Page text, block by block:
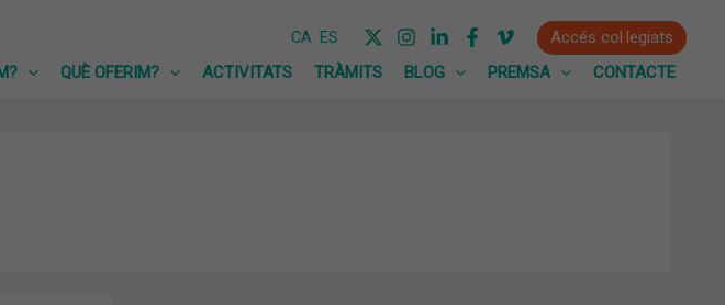
CA ES
Accés col·legiats
QUÈ OFERIM? ACTIVITATS TRÀMITS BLOG PREMSA CONTACTE